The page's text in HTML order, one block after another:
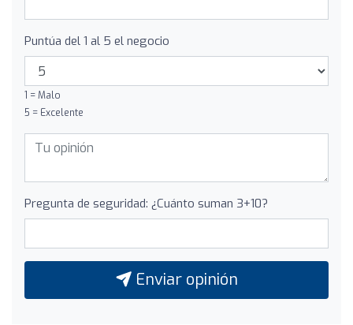
Puntúa del 1 al 5 el negocio
1 = Malo
5 = Excelente
Pregunta de seguridad: ¿Cuánto suman 3+10?
Enviar opinión